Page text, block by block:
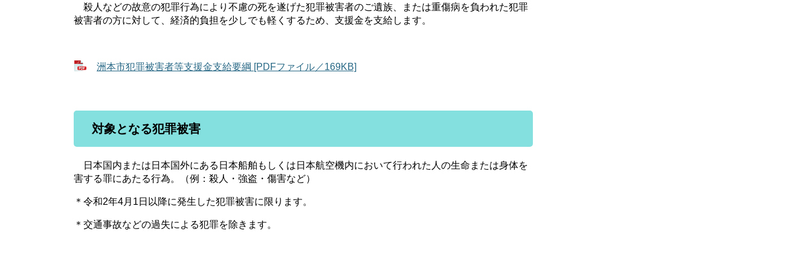
殺人などの故意の犯罪行為により不慮の死を遂げた犯罪被害者のご遺族、または重傷病を負われた犯罪
被害者の方に対して、経済的負担を少しでも軽くするため、支援金を支給します。
洲本市犯罪被害者等支援金支給要綱 [PDFファイル／169KB]
対象となる犯罪被害
日本国内または日本国外にある日本船舶もしくは日本航空機内において行われた人の生命または身体を
害する罪にあたる行為。（例：殺人・強盗・傷害など）
＊令和2年4月1日以降に発生した犯罪被害に限ります。
＊交通事故などの過失による犯罪を除きます。